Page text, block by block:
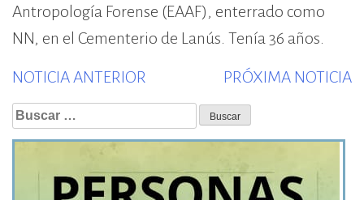
Antropología Forense (EAAF), enterrado como
NN, en el Cementerio de Lanús. Tenía 36 años.
NOTICIA ANTERIOR
post:
PRÓXIMA NOTICIA
Buscar: